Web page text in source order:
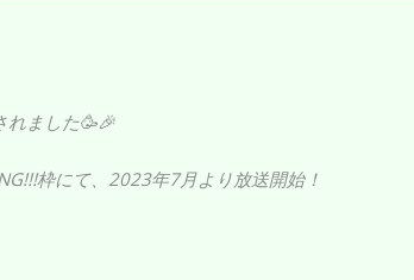
れました🥳🎉
枠にて、2023年7月より放送開始！